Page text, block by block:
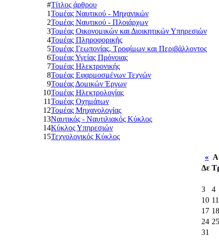
#Τίτλος άρθρου
1Τομέας Ναυτικού - Μηχανικών
2Τομέας Ναυτικού - Πλοιάρχων
3Τομέας Οικονομικών και Διοικητικών Υπηρεσιών
4Τομέας Πληροφορικής
5Τομέας Γεωπονίας, Τροφίμων και Περιβάλλοντος
6Τομέας Υγείας Πρόνοιας
7Τομέας Ηλεκτρονικής
8Τομέας Εφαρμοσμένων Τεχνών
9Τομέας Δομικών Έργων
10Τομέας Ηλεκτρολογίας
11Τομέας Οχημάτων
12Τομέας Μηχανολογίας
13Ναυτικός - Ναυτιλιακός Κύκλος
14Κύκλος Υπηρεσιών
15Τεχνολογικός Κύκλος
«
Δε
3
4
10 11
17 18
24 25
31